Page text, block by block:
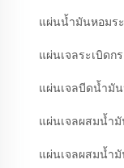
แผ่นน้ำมันหอมร
แผ่นเจลระเบิด
แผ่นเจลบีดน้ำมั
แผ่นเจลผสมน้ำ
แผ่นเจลผสมน้ำมั